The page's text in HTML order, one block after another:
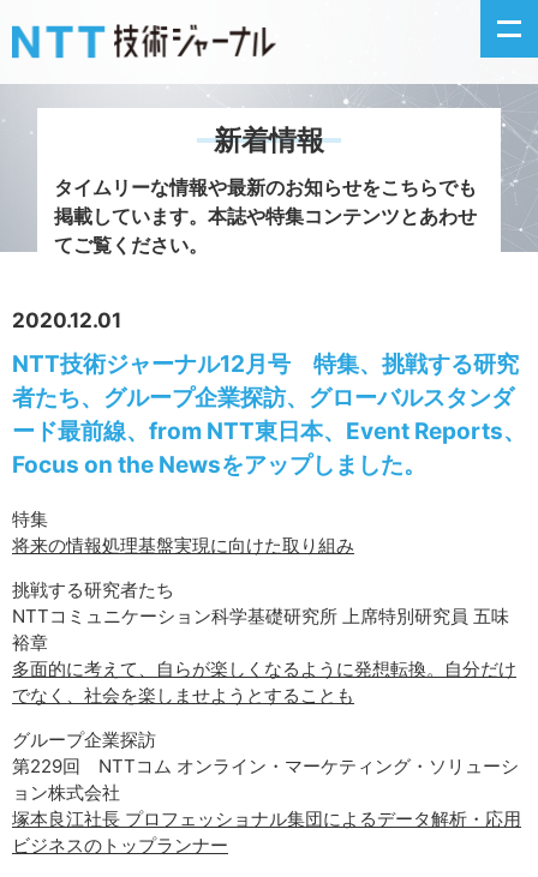
新着情報
掲載月毎記事
イベントカレンダー
問い合わせ
サイトマップ
新着情報
タイムリーな情報や最新のお知らせをこちらでも
掲載しています。 本誌や特集コンテンツとあわせ
てご覧ください。
2020.12.01
NTT技術ジャーナル12月号 特集、挑戦する研究
者たち、グループ企業探訪、グローバルスタンダ
ード最前線、from NTT東日本、Event Reports、
Focus on the Newsをアップしました。
特集
将来の情報処理基盤実現に向けた取り組み
挑戦する研究者たち
NTTコミュニケーション科学基礎研究所 上席特別研究員 五味
裕章
多面的に考えて、自らが楽しくなるように発想転換。自分だけ
でなく、社会を楽しませようとすることも
グループ企業探訪
第229回 NTTコム オンライン・マーケティング・ソリューシ
ョン株式会社
塚本良江社長 プロフェッショナル集団によるデータ解析・応用
ビジネスのトップランナー